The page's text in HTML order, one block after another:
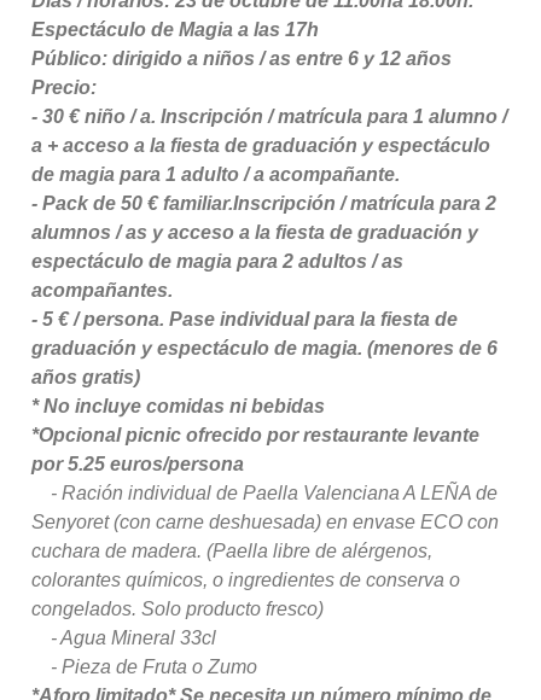
Espectáculo de Magia a las 17h
Público: dirigido a niños / as entre 6 y 12 años
Precio:
- 30 € niño / a. Inscripción / matrícula para 1 alumno /
a + acceso a la fiesta de graduación y espectáculo
de magia para 1 adulto / a acompañante.
- Pack de 50 € familiar.Inscripción / matrícula para 2
alumnos / as y acceso a la fiesta de graduación y
espectáculo de magia para 2 adultos / as
acompañantes.
- 5 € / persona. Pase individual para la fiesta de
graduación y espectáculo de magia. (menores de 6
años gratis)
* No incluye comidas ni bebidas
*Opcional picnic ofrecido por restaurante levante
por 5.25 euros/persona
- Ración individual de Paella Valenciana A LEÑA de
Senyoret (con carne deshuesada) en envase ECO con
cuchara de madera. (Paella libre de alérgenos,
colorantes químicos, o ingredientes de conserva o
congelados. Solo producto fresco)
- Agua Mineral 33cl
- Pieza de Fruta o Zumo